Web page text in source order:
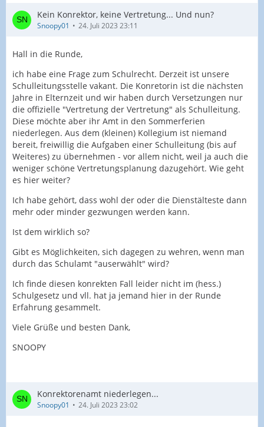
Kein Konrektor, keine Vertretung... Und nun?
Snoopy01 24. Juli 2023 23:11
Hall in die Runde,
ich habe eine Frage zum Schulrecht. Derzeit ist unsere
Schulleitungsstelle vakant. Die Konretorin ist die nächsten
Jahre in Elternzeit und wir haben durch Versetzungen nur
die offizielle "Vertretung der Vertretung" als Schulleitung.
Diese möchte aber ihr Amt in den Sommerferien
niederlegen. Aus dem (kleinen) Kollegium ist niemand
bereit, freiwillig die Aufgaben einer Schulleitung (bis auf
Weiteres) zu übernehmen - vor allem nicht, weil ja auch die
weniger schöne Vertretungsplanung dazugehört. Wie geht
es hier weiter?
Ich habe gehört, dass wohl der oder die Dienstälteste dann
mehr oder minder gezwungen werden kann.
Ist dem wirklich so?
Gibt es Möglichkeiten, sich dagegen zu wehren, wenn man
durch das Schulamt "auserwählt" wird?
Ich finde diesen konrekten Fall leider nicht im (hess.)
Schulgesetz und vll. hat ja jemand hier in der Runde
Erfahrung gesammelt.
Viele Grüße und besten Dank,
SNOOPY
Konrektorenamt niederlegen...
Snoopy01 24. Juli 2023 23:02